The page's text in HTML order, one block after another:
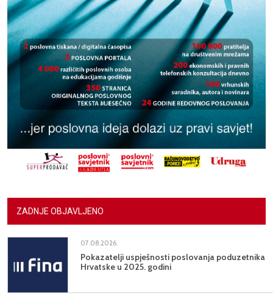
ZADNJE OBJAVLJENO
07.08.2026.
Pokazatelji uspješnosti poslovanja poduzetnika
Hrvatske u 2025. godini